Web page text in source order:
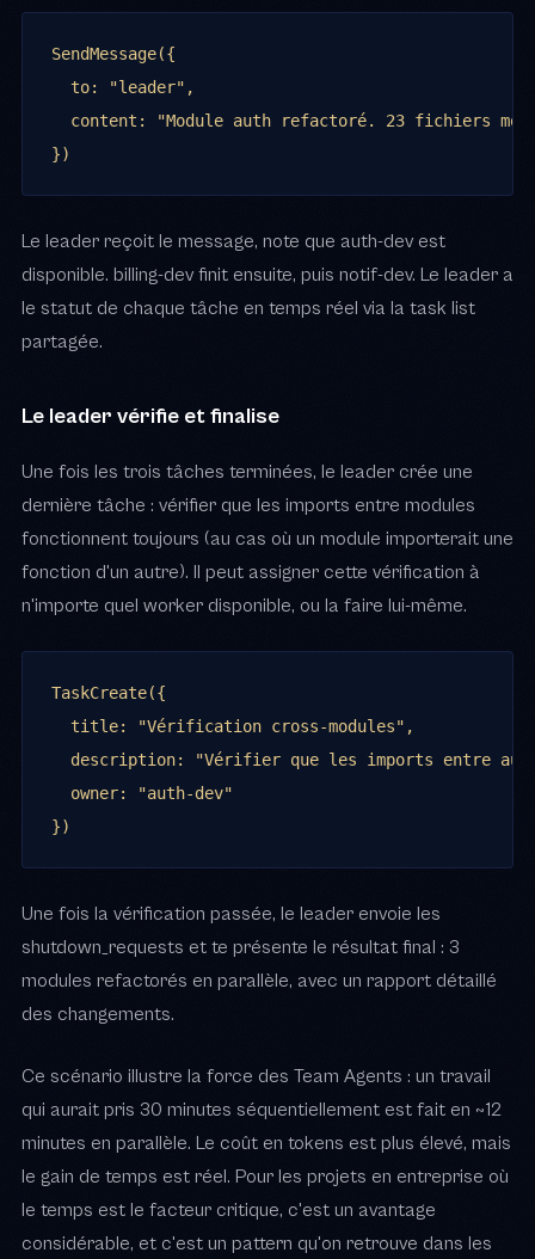
SendMessage({
  to: "leader",
content: "Module auth refactoré. 23 fichiers
})
Le leader reçoit le message, note que auth-dev est
disponible. billing-dev finit ensuite, puis notif-dev. Le leader a
le statut de chaque tâche en temps réel via la task list
partagée.
Le leader vérifie et finalise
Une fois les trois tâches terminées, le leader crée une
dernière tâche : vérifier que les imports entre modules
fonctionnent toujours (au cas où un module importerait une
fonction d'un autre). Il peut assigner cette vérification à
n'importe quel worker disponible, ou la faire lui-même.
TaskCreate({
  title: "Vérification cross-modules",
description: "Vérifier que les imports entre
  owner: "auth-dev"
})
Une fois la vérification passée, le leader envoie les
shutdown_requests et te présente le résultat final : 3
modules refactorés en parallèle, avec un rapport détaillé
des changements.
Ce scénario illustre la force des Team Agents : un travail
qui aurait pris 30 minutes séquentiellement est fait en ~12
minutes en parallèle. Le coût en tokens est plus élevé, mais
le gain de temps est réel. Pour les projets en entreprise où
le temps est le facteur critique, c'est un avantage
considérable, et c'est un pattern qu'on retrouve dans les
Cookies et données. On utilise des cookies analytiques et
publicitaires (Meta, Google) pour mesurer l'audience et
refuser, ou choisir précisément. Détails dans la politique de
confidentialité.
Tout refuser
Personnaliser Tout accepter